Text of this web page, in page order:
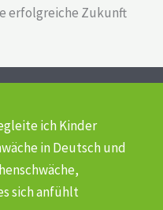
erfolgreiche Zukunft
ich Kinder
in Deutsch und
sich anfühlt